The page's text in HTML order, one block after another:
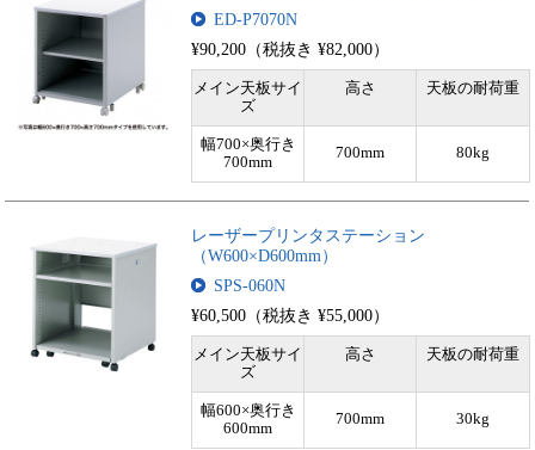
ED-P7070N
¥90,200（税抜き ¥82,000）
メイン天板サイ
ズ
高さ 天板の耐荷重
幅700×奥行き
700mm
700mm 80kg
レーザープリンタステーション
（W600×D600mm）
SPS-060N
¥60,500（税抜き ¥55,000）
メイン天板サイ
ズ
高さ 天板の耐荷重
幅600×奥行き
600mm
700mm 30kg